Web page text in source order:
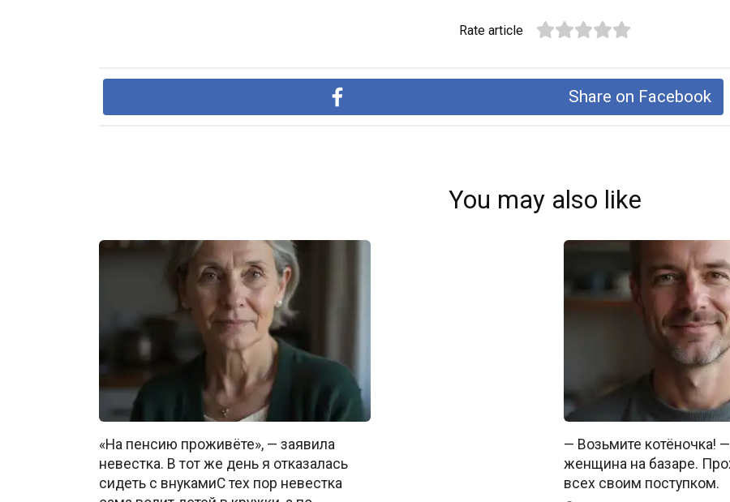
Rate article
Share on Facebook
You may also like
«На пенсию проживёте», — заявила
невестка. В тот же день я отказалась
сидеть с внукамиС тех пор невестка
— Возьмите котёночка!
женщина на базаре.
всех своим поступком.